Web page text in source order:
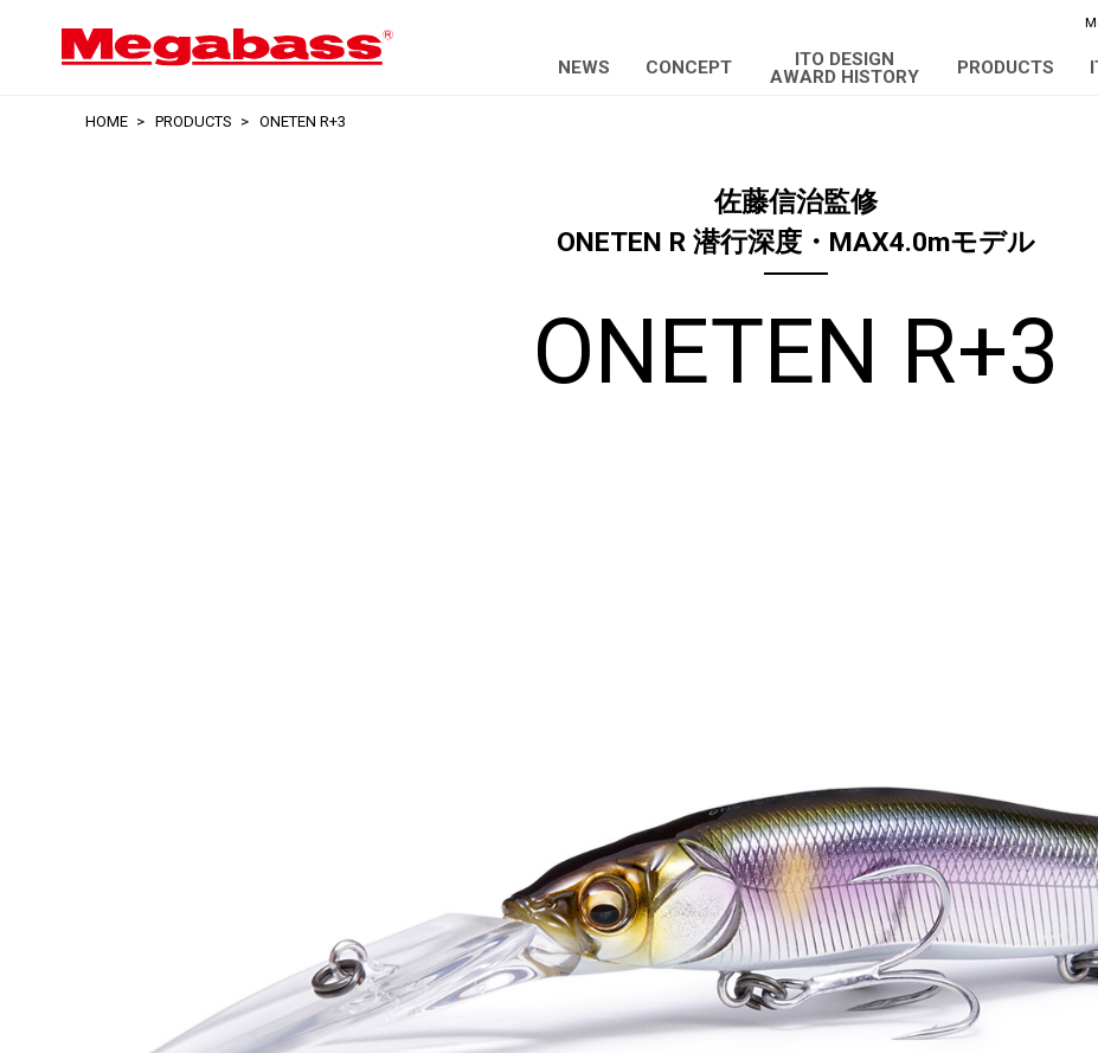
NEWS CONCEPT
ITO DESIGN
AWARD HISTORY
PRODUCTS
HOME PRODUCTS ONETEN R+3
佐藤信治監修
ONETEN R 潜行深度・MAX4.0mモデル
ONETEN R+3